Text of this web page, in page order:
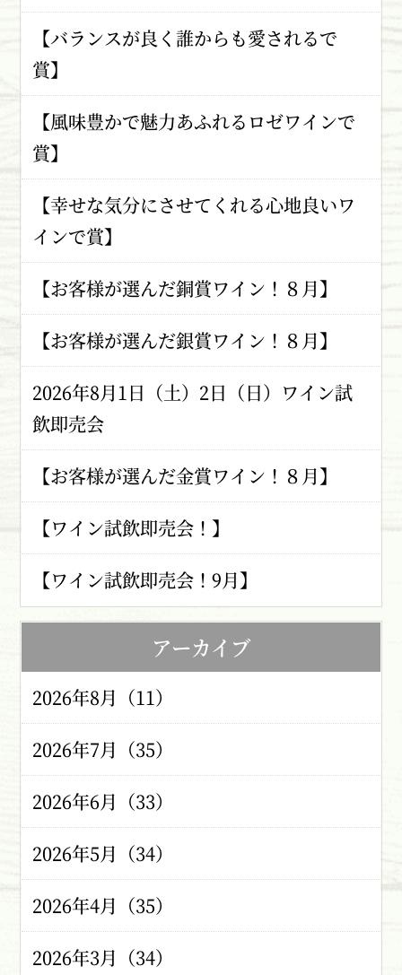
【バランスが良く誰からも愛されるで
賞】
【風味豊かで魅力あふれるロゼワインで
賞】
【幸せな気分にさせてくれる心地良いワ
インで賞】
【お客様が選んだ銅賞ワイン！８月】
【お客様が選んだ銀賞ワイン！８月】
2026年8月1日（土）2日（日）ワイン試
飲即売会
【お客様が選んだ金賞ワイン！８月】
【ワイン試飲即売会！】
【ワイン試飲即売会！9月】
アーカイブ
2026年8月（11）
2026年7月（35）
2026年6月（33）
2026年5月（34）
2026年4月（35）
2026年3月（34）